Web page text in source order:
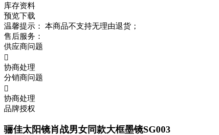
库存资料
预览下载
温馨提示：
本商品不支持无理由退货；
售后服务：
供应商问题

协商处理
分销商问题

协商处理
品牌授权
骊佳太阳镜肖战男女同款大框墨镜SG003